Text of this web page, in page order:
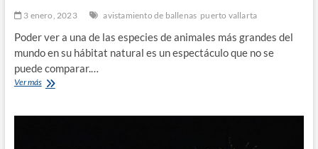
3 enero, 2023 avistamiento de ballenas puerto vallarta
Poder ver a una de las especies de animales más grandes del
mundo en su hábitat natural es un espectáculo que no se
puede comparar.…
Ver más¿Por